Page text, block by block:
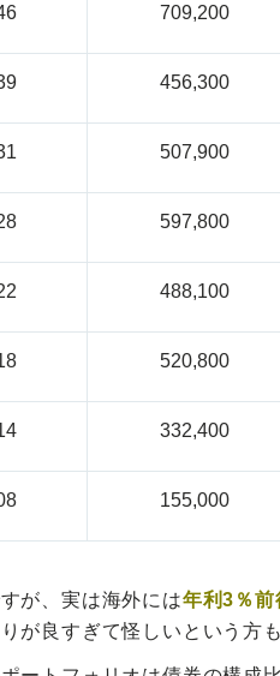
709,200
456,300
507,900
597,800
488,100
520,800
332,400
155,000
が、実は海外には年利3％前
が良すぎて怪しいという方